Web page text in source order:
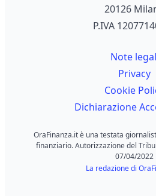
20126
P.IVA
Note
Privacy
Cookie
Dichiarazione
OraFinanza.it è una testata
finanziario. Autorizzazione del
07/04/2022
La redazione di